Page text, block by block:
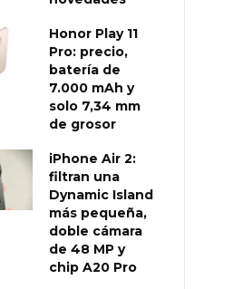
Honor Play 11
Pro: precio,
batería de
7.000 mAh y
solo 7,34 mm
de grosor
iPhone Air 2:
filtran una
Dynamic Island
más pequeña,
doble cámara
de 48 MP y
chip A20 Pro